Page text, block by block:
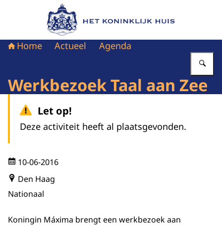
Naar de homepage van Het Koninklijk Huis
Home Actueel Agenda
Werkbezoek Taal aan Zee
Let op!
Deze activiteit heeft al plaatsgevonden.
10-06-2016
Den Haag
Nationaal
Koningin Máxima brengt een werkbezoek aan